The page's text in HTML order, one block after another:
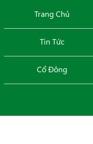
Trang Chủ
Tin Tức
Cổ Đông